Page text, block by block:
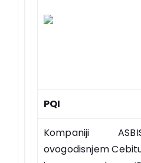
PQI
Kompaniji
ovogodisnjem